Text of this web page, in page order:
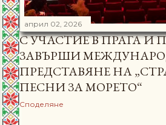
април 02, 2026
С УЧАСТИЕ В ПРАГА И
ЗАВЪРШИ
ПРЕДСТАВЯНЕ НА
ПЕСНИ ЗА МОРЕТО“
Споделяне